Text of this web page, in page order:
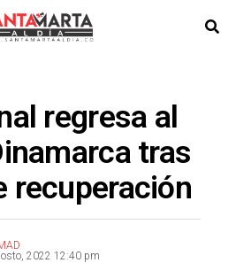
regresa al
tras
recuperación
2022 12:40 pm